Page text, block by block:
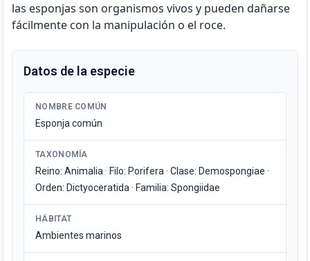
las esponjas son organismos vivos y pueden dañarse
fácilmente con la manipulación o el roce.
Datos de la especie
NOMBRE COMÚN
Esponja común
TAXONOMÍA
Reino: Animalia · Filo: Porifera · Clase: Demospongiae ·
Orden: Dictyoceratida · Familia: Spongiidae
HÁBITAT
Ambientes marinos